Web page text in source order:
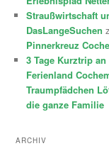
Straußwirtschaft
DasLangeSuchen
Pinnerkreuz
3 Tage Kurztrip
Ferienland
Traumpfädchen
die ganze Familie
ARCHIV